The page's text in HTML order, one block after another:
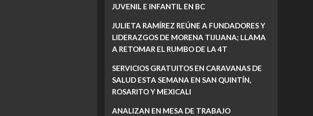
JUVENIL E INFANTIL EN BC
JULIETA RAMÍREZ REÚNE A FUNDADORES Y
LIDERAZGOS DE MORENA TIJUANA; LLAMA
A RETOMAR EL RUMBO DE LA 4T
SERVICIOS GRATUITOS EN CARAVANAS DE
SALUD ESTA SEMANA EN SAN QUINTÍN,
ROSARITO Y MEXICALI
ANALIZAN EN MESA DE TRABAJO